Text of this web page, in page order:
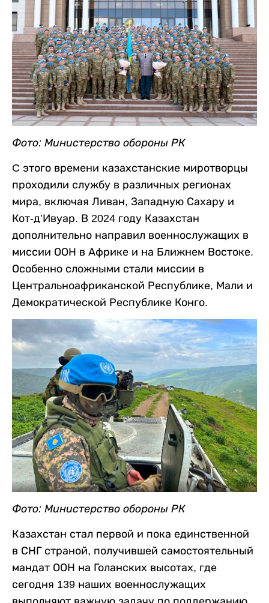
Фото: Министерство обороны РК
C этого времени казахстанские миротворцы
проходили службу в различных регионах
мира, включая Ливан, Западную Сахару и
Кот-д’Ивуар. В 2024 году Казахстан
дополнительно направил военнослужащих в
миссии ООН в Африке и на Ближнем Востоке.
Особенно сложными стали миссии в
Центральноафриканской Республике, Мали и
Демократической Республике Конго.
Фото: Министерство обороны РК
Казахстан стал первой и пока единственной
в СНГ страной, получившей самостоятельный
мандат ООН на Голанских высотах, где
сегодня 139 наших военнослужащих